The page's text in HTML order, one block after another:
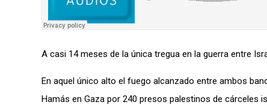
A casi 14 meses de la única tregua en la guerra entre
En aquel único alto el fuego alcanzado entre ambos
Hamás en Gaza por 240 presos palestinos de cárceles